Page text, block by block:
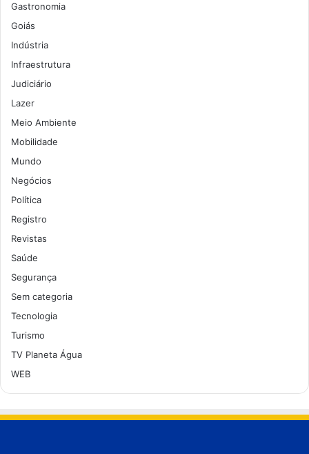
Gastronomia
Goiás
Indústria
Infraestrutura
Judiciário
Lazer
Meio Ambiente
Mobilidade
Mundo
Negócios
Política
Registro
Revistas
Saúde
Segurança
Sem categoria
Tecnologia
Turismo
TV Planeta Água
WEB